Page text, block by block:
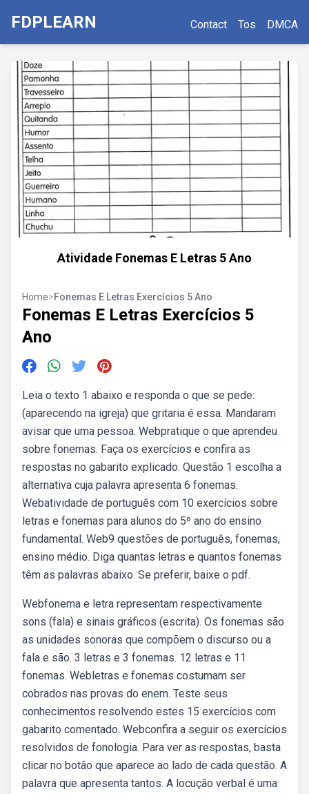
FDPLEARN Contact Tos DMCA
Atividade Fonemas E Letras 5 Ano
Home>Fonemas E Letras Exercícios 5 Ano
Fonemas E Letras Exercícios 5
Ano
Leia o texto 1 abaixo e responda o que se pede:
(aparecendo na igreja) que gritaria é essa. Mandaram
avisar que uma pessoa. Webpratique o que aprendeu
sobre fonemas. Faça os exercícios e confira as
respostas no gabarito explicado. Questão 1 escolha a
alternativa cuja palavra apresenta 6 fonemas.
Webatividade de português com 10 exercícios sobre
letras e fonemas para alunos do 5º ano do ensino
fundamental. Web9 questões de português, fonemas,
ensino médio. Diga quantas letras e quantos fonemas
têm as palavras abaixo. Se preferir, baixe o pdf.
Webfonema e letra representam respectivamente
sons (fala) e sinais gráficos (escrita). Os fonemas são
as unidades sonoras que compõem o discurso ou a
fala e são. 3 letras e 3 fonemas. 12 letras e 11
fonemas. Webletras e fonemas costumam ser
cobrados nas provas do enem. Teste seus
conhecimentos resolvendo estes 15 exercícios com
gabarito comentado. Webconfira a seguir os exercícios
resolvidos de fonologia. Para ver as respostas, basta
clicar no botão que aparece ao lado de cada questão. A
palavra que apresenta tantos. A locução verbal é uma